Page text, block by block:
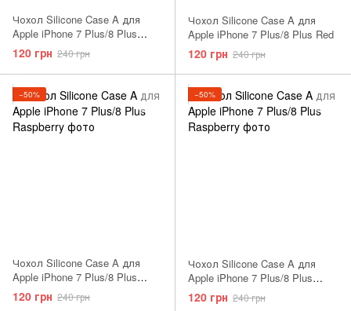
Чохол Silicone Case A для
Apple iPhone 7 Plus/8 Plus
Mellow Yellow
120 грн 240 грн
Чохол Silicone Case A для
Apple iPhone 7 Plus/8 Plus Red
120 грн 240 грн
−50%
Чохол Silicone Case A для
Apple iPhone 7 Plus/8 Plus
Pebble
120 грн 240 грн
−50%
Чохол Silicone Case A для
Apple iPhone 7 Plus/8 Plus
Raspberry
120 грн 240 грн